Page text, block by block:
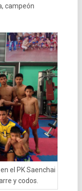
campeón
el PK Saenchai
y codos.